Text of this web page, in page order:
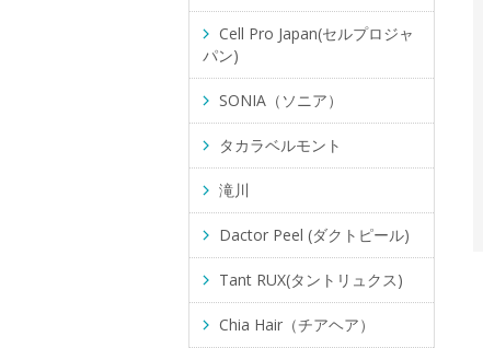
Cell Pro Japan(セルプロジャ
パン)
SONIA（ソニア）
タカラベルモント
滝川
Dactor Peel (ダクトピール)
Tant RUX(タントリュクス)
Chia Hair（チアヘア）